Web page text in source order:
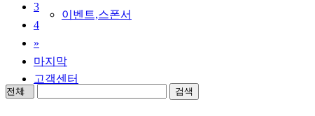
이벤트,스폰서
고객센터
3
4
»
마지막
검색